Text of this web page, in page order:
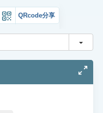
QRcode分享
切換